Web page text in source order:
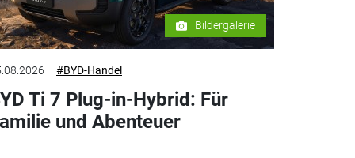
Bildergalerie
#BYD-Handel
Ti 7 Plug-in-Hybrid: Für
und Abenteuer